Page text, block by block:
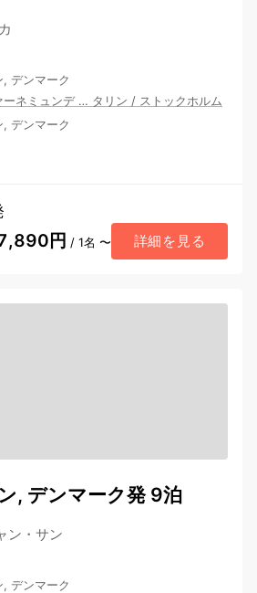
, デンマーク
ーネミュンデ… タリン / ストックホルム
, デンマーク
円 / 1名 〜 詳細を見る
, デンマーク発 9泊
ン・サン
, デンマーク